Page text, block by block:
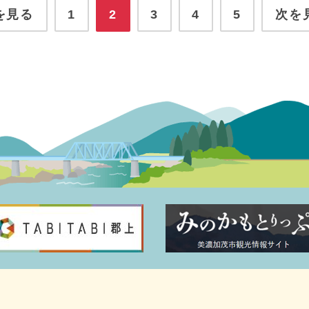
見る 1 2 3 4 5 次を